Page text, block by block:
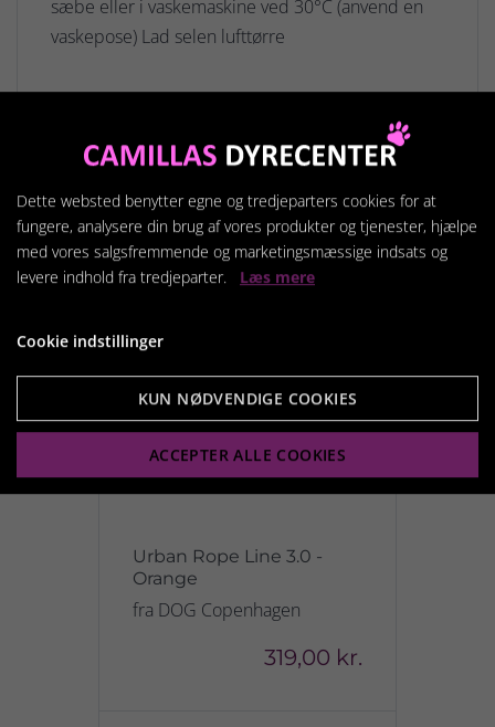
sæbe eller i vaskemaskine ved 30°C (anvend en
vaskepose) Lad selen lufttørre
Relaterede produkter
Urban Rope Line 3.0 -
Orange
fra DOG Copenhagen
319,00 kr.
Dette websted benytter egne og tredjeparters cookies for at
fungere, analysere din brug af vores produkter og tjenester, hjælpe
med vores salgsfremmende og marketingsmæssige indsats og
levere indhold fra tredjeparter. Læs mere
Cookie indstillinger
KUN NØDVENDIGE COOKIES
ACCEPTER ALLE COOKIES